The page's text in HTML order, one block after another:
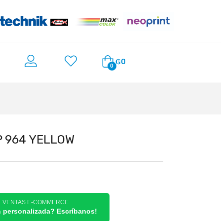
0 ₲0
964 YELLOW
E-COMMERCE
personalizada? Escríbanos!